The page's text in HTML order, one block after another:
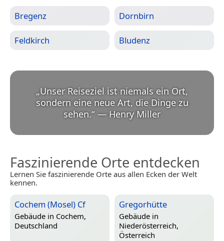
Bregenz Dornbirn
Feldkirch Bludenz
„Unser Reiseziel ist niemals ein Ort,
sondern eine neue Art, die Dinge zu
sehen.“ — Henry Miller
Faszinierende Orte entdecken
Lernen Sie faszinierende Orte aus allen Ecken der Welt
kennen.
Cochem (Mosel) Cf
Gebäude in Cochem,
Deutschland
Gregorhütte
Gebäude in
Niederösterreich,
Österreich